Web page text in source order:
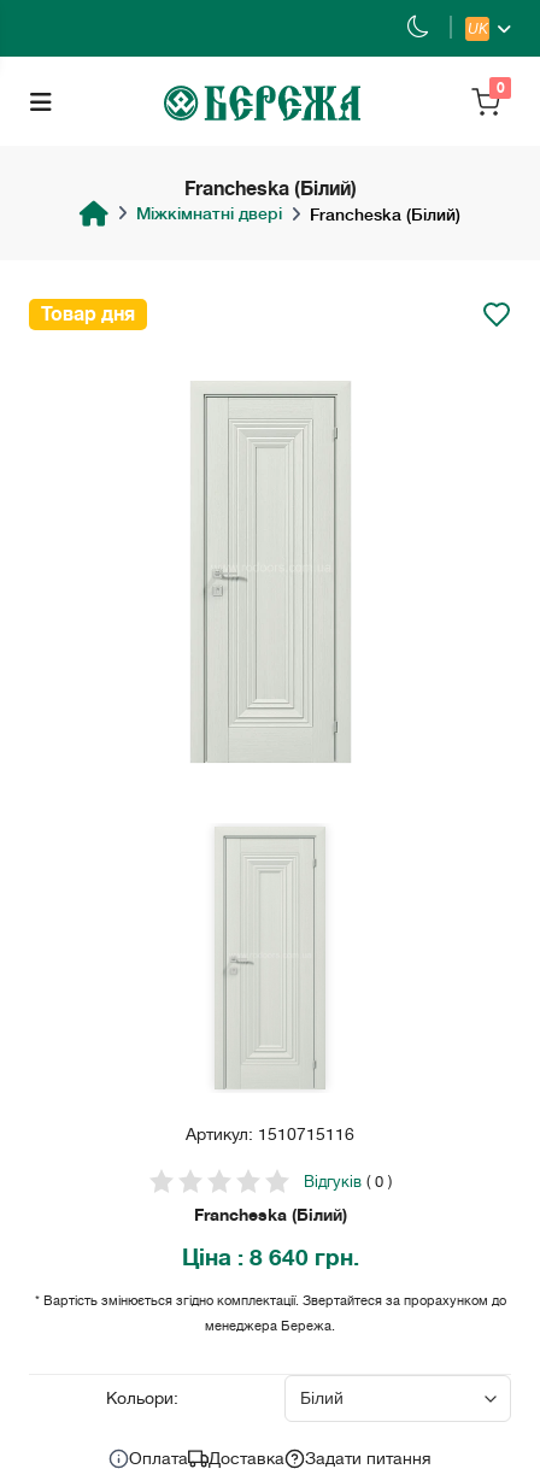
UK
0
Francheska (Білий)
Міжкімнатні двері Francheska (Білий)
Товар дня
Артикул: 1510715116
Відгуків( 0 )
Francheska (Білий)
Ціна : 8 640 грн.
* Вартість змінюється згідно комплектації. Звертайтеся за прорахунком до
менеджера Бережа.
Кольори:
Оплата Доставка Задати питання